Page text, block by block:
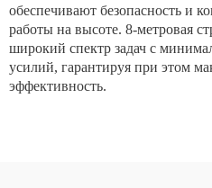
обеспечивают безопасность и
работы на высоте. 8-метровая
широкий спектр задач с
усилий, гарантируя при этом
эффективность.